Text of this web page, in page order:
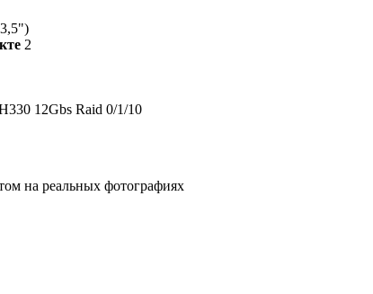
2
12Gbs Raid 0/1/10
на реальных фотографиях